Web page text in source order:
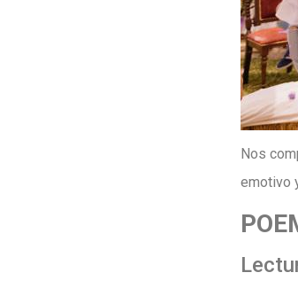
Nos
emotivo